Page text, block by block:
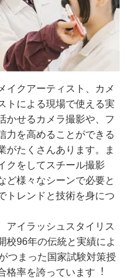
イクアーティスト、カメ
トによる現場で使える実
かせるカメラ撮影や、フ
⼒を⾼めることができる
がたくさんあります。ま
クをしてスチール撮影
ど様々なシーンで必要と
トレンドと技術を⾝につ
アイラッシュスタイリス
校96年の伝統と実績によ
つまった国家試験対策授
格率を誇っています︕